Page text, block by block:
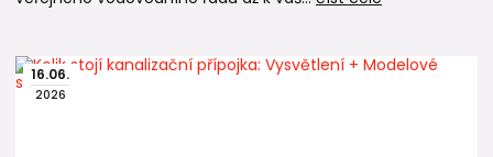
16.06.
2026